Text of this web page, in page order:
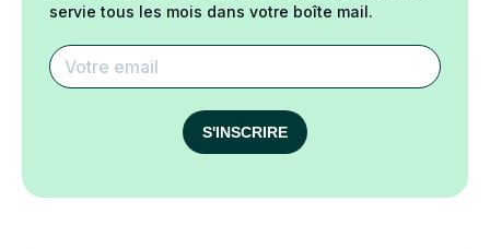
servie tous les mois dans votre boîte mail.
S'INSCRIRE